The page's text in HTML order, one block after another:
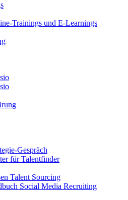
Trainings und E-Learnings
Gespräch
für Talentfinder
Talent Sourcing
Social Media Recruiting